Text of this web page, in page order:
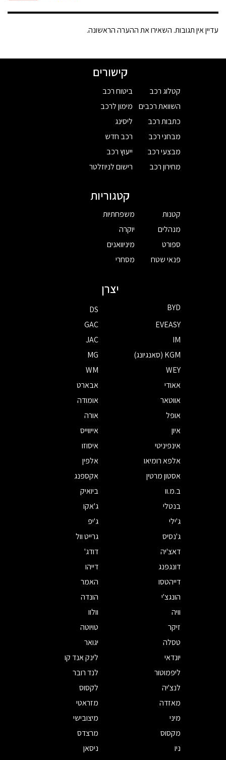
עדיין אין תגובות. השאירו את ההערה הראשונה.
קישורים
קטלוג רכב
השוואת רכבים
כתבות רכב
מבחני רכב
מבצעי רכב
מחירון רכב
ביטוח רכב
מימון לרכב
ליסינג
רכב חדש
ייעוץ רכב
רישום לניוזלטר
קטגוריות
קטנות
מנהלים
ספורט
פנאי שטח
משפחתיות
יוקרה
מיניוואנים
מסחרי
יצרן
BYD
DS
EVEASY
GAC
IM
JAC
KGM (סאנגיונג)
MG
WEY
WM
אאודי
אבארט
אווטאר
אומודה
אופל
אורה
איון
אייווייס
אינפיניטי
איסוזו
אלפא רומיאו
אלפין
אסטון מרטין
אקספנג
ב.מ.וו
ביואיק
בנטלי
ג'אקו
ג'ילי
ג'יפ
ג'נסיס
גרייט וול
דאצ'יה
דודג'
דונגפנג
דייהו
דייהטסו
האמר
הונגצ'י
הונדה
וויה
וולוו
זיקר
טויוטה
טסלה
יגואר
יונדאי
לינק אנד קו
ליפמוטור
לנד רובר
לנצ'יה
לקסוס
מאזדה
מזראטי
מיני
מיצובישי
מקסוס
מרצדס
ניו
ניסאן